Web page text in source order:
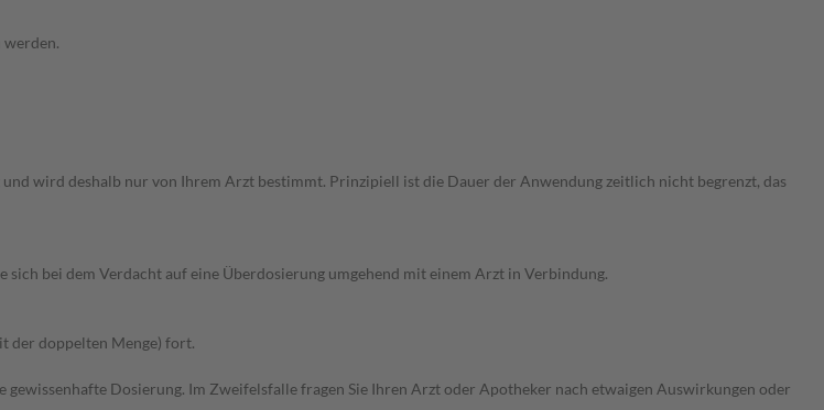
wird deshalb nur von Ihrem Arzt bestimmt. Prinzipiell ist die Dauer der Anwendung zeitlich nicht begrenzt, das
bei dem Verdacht auf eine Überdosierung umgehend mit einem Arzt in Verbindung.
der doppelten Menge) fort.
Dosierung. Im Zweifelsfalle fragen Sie Ihren Arzt oder Apotheker nach etwaigen Auswirkungen oder